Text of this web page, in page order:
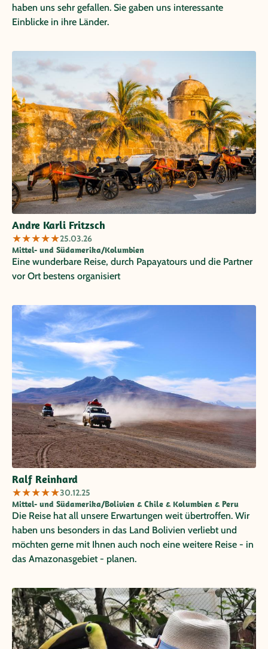
haben uns sehr gefallen. Sie gaben uns interessante
Einblicke in ihre Länder.
Andre Karli Fritzsch
★★★★★25.03.26
Mittel- und Südamerika/Kolumbien
Eine wunderbare Reise, durch Papayatours und die Partner
vor Ort bestens organisiert
Ralf Reinhard
★★★★★30.12.25
Mittel- und Südamerika/Bolivien & Chile & Kolumbien & Peru
Die Reise hat all unsere Erwartungen weit übertroffen. Wir
haben uns besonders in das Land Bolivien verliebt und
möchten gerne mit Ihnen auch noch eine weitere Reise - in
das Amazonasgebiet - planen.